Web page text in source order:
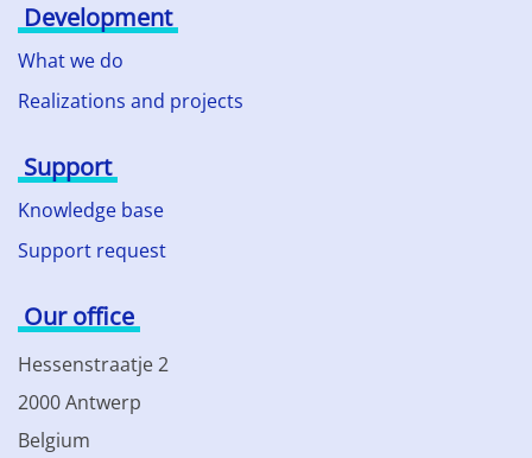
Development
What we do
Realizations and projects
Support
Knowledge base
Support request
Our office
Hessenstraatje 2
2000 Antwerp
Belgium